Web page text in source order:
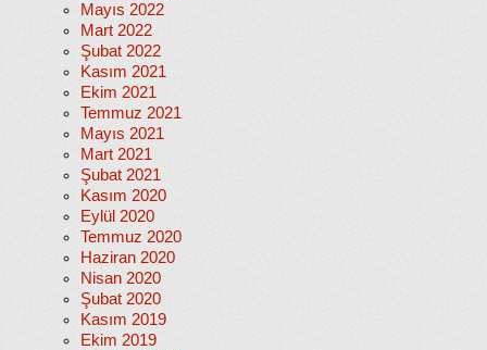
Mayıs 2022
Mart 2022
Şubat 2022
Kasım 2021
Ekim 2021
Temmuz 2021
Mayıs 2021
Mart 2021
Şubat 2021
Kasım 2020
Eylül 2020
Temmuz 2020
Haziran 2020
Nisan 2020
Şubat 2020
Kasım 2019
Ekim 2019